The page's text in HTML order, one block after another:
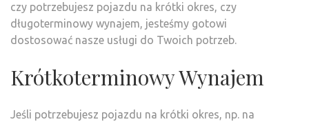
czy potrzebujesz pojazdu na krótki okres, czy
długoterminowy wynajem, jesteśmy gotowi
dostosować nasze usługi do Twoich potrzeb.
Krótkoterminowy Wynajem
Jeśli potrzebujesz pojazdu na krótki okres, np. na